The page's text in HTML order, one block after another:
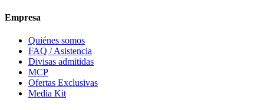
Empresa
Quiénes somos
FAQ / Asistencia
Divisas admitidas
MCP
Ofertas Exclusivas
Media Kit